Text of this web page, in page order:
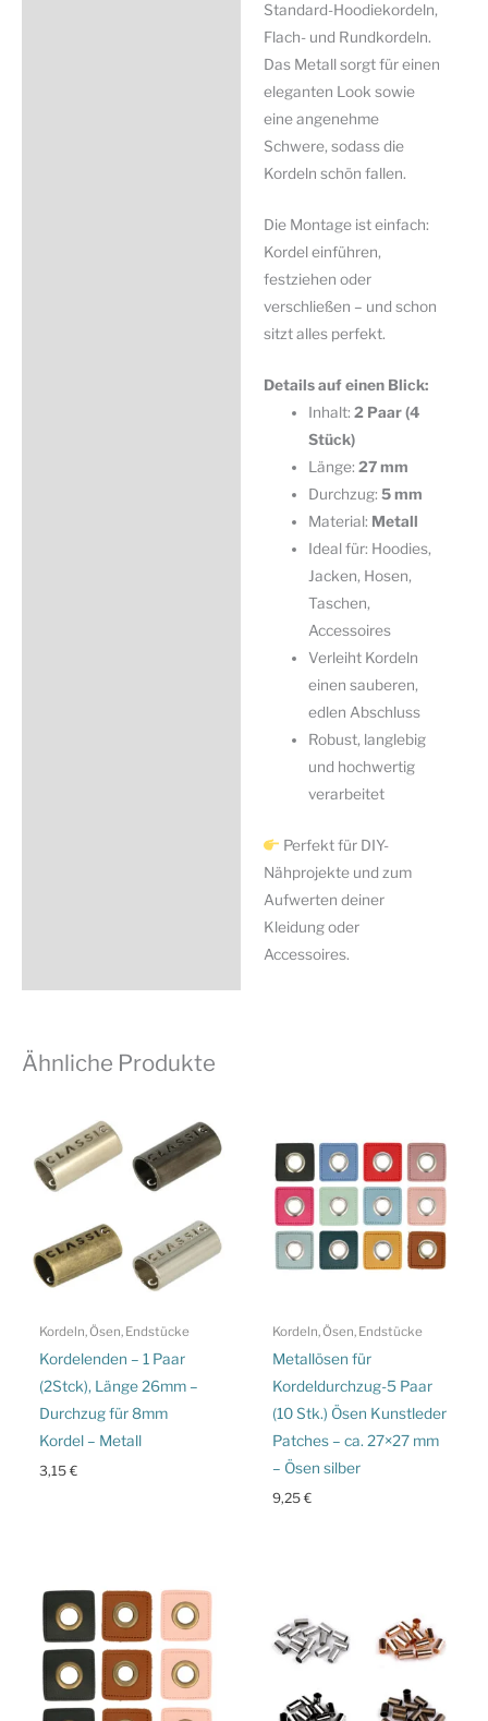
Standard-Hoodiekordeln,
Flach- und Rundkordeln.
Das Metall sorgt für einen
eleganten Look sowie
eine angenehme
Schwere, sodass die
Kordeln schön fallen.
Die Montage ist einfach:
Kordel einführen,
festziehen oder
verschließen – und schon
sitzt alles perfekt.
Details auf einen Blick:
Inhalt: 2 Paar (4
Stück)
Länge: 27 mm
Durchzug: 5 mm
Material: Metall
Ideal für: Hoodies,
Jacken, Hosen,
Taschen,
Accessoires
Verleiht Kordeln
einen sauberen,
edlen Abschluss
Robust, langlebig
und hochwertig
verarbeitet
Perfekt für DIY-
Nähprojekte und zum
Aufwerten deiner
Kleidung oder
Accessoires.
Ähnliche Produkte
Kordeln, Ösen, Endstücke
Kordelenden – 1 Paar
(2Stck), Länge 26mm –
Durchzug für 8mm
Kordel – Metall
3,15€
Kordeln, Ösen, Endstücke
Metallösen für
Kordeldurchzug-5 Paar
(10 Stk.) Ösen Kunstleder
Patches – ca. 27×27 mm
– Ösen silber
9,25€